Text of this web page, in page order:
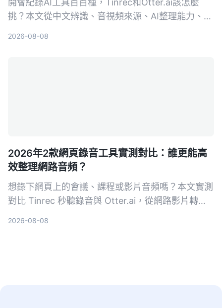
開會紀錄AI工具百百種，Tinrec和Otter.ai該怎麼
挑？本文從中文辨識、音視頻來源、AI整理能力、價
2026-08-08
2026年2款網頁錄音工具實測對比：誰更能高
效整理網路音頻？
想錄下網頁上的會議、課程或影片音頻嗎？本文實測
對比 Tinrec 秒聽錄音與 Otter.ai，從網路影片轉
2026-08-08